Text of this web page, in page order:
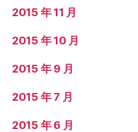
2015 年 11 月
2015 年 10 月
2015 年 9 月
2015 年 7 月
2015 年 6 月